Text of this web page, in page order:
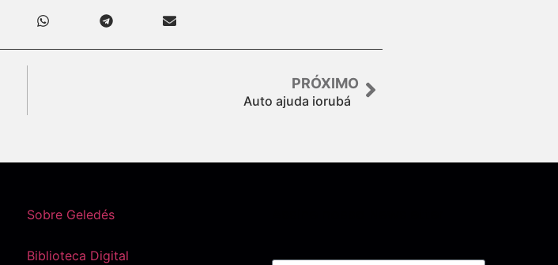
PRÓXIMO
Auto ajuda iorubá
Sobre Geledés
Biblioteca Digital